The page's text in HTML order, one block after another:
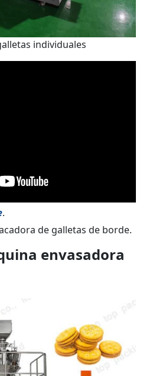
individuales
.
de galletas de borde.
envasadora